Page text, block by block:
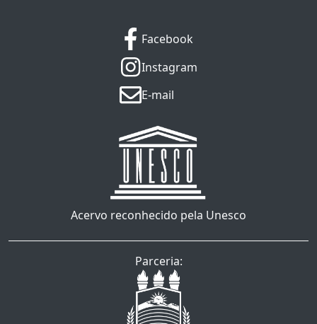
Facebook
Instagram
E-mail
Acervo reconhecido pela Unesco
Parceria: